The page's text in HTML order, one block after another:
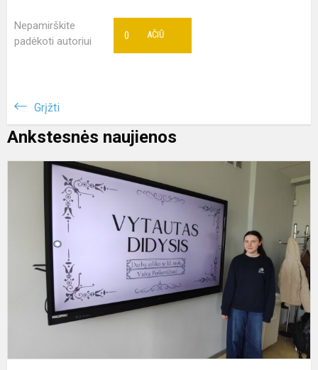
Nepamirškite
padėkoti autoriui
AČIŪ
0
Grįžti
Ankstesnės naujienos